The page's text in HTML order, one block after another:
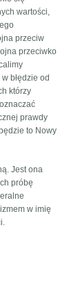
wartości,
przeciw
przeciwko
błędzie od
którzy
prawdy
to Nowy
Jest ona
próbę
w imię